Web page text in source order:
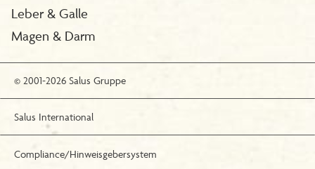
Leber & Galle
Magen & Darm
© 2001-2026 Salus Gruppe
Salus International
Compliance/Hinweisgebersystem